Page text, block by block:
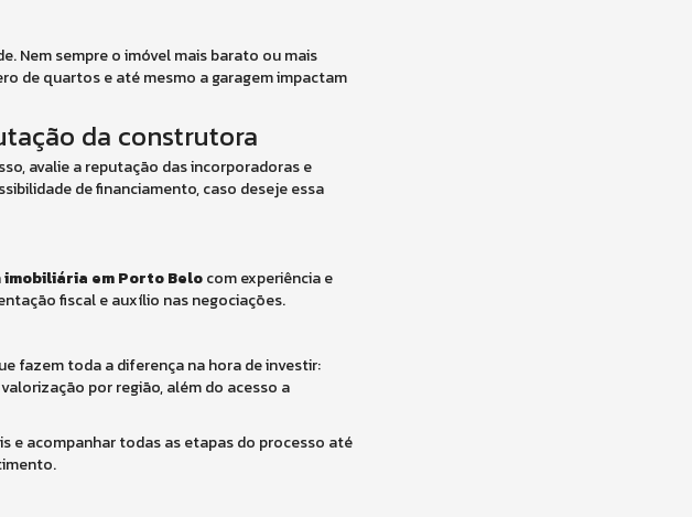
Nem sempre o imóvel mais barato ou mais
de quartos e até mesmo a garagem impactam
da construtora
avalie a reputação das incorporadoras e
de financiamento, caso deseje essa
imobiliária em Porto Belocom experiência e
fiscal e auxílio nas negociações.
fazem toda a diferença na hora de investir:
por região, além do acesso a
e acompanhar todas as etapas do processo até